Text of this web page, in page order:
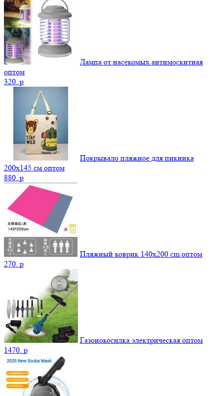
Лампа от насекомых антимоскитная
оптом
320. p
Покрывало пляжное для пикника
200х145 см оптом
880. p
Пляжный коврик 140х200 cm оптом
270. p
Газонокосилка электрическая оптом
1470. p